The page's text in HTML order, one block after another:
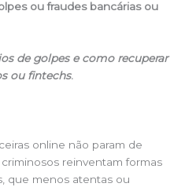
ou fraudes bancárias ou
de golpes e como recuperar
ou fintechs.
online não param de
reinventam formas
que menos atentas ou